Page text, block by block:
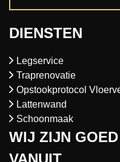
DIENSTEN
Legservice
Traprenovatie
Opstookprotocol
Lattenwand
Schoonmaak
WIJ ZIJN
VANUIT